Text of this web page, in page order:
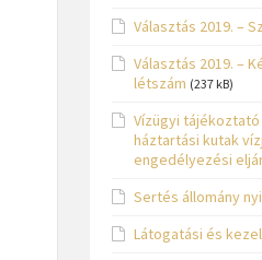
Választás 2019. –
Választás 2019. –
létszám (237 kB)
Vízügyi
háztartási kutak
engedélyezési
Sertés állomány
Látogatási és